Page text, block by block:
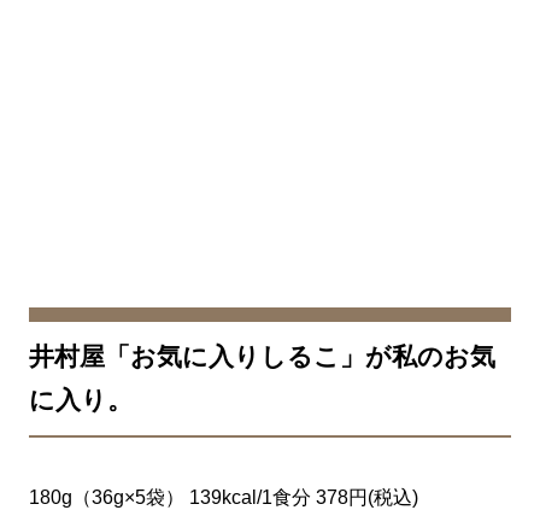
井村屋「お気に入りしるこ」が私のお気
に入り。
180g（36g×5袋） 139kcal/1食分 378円(税込)